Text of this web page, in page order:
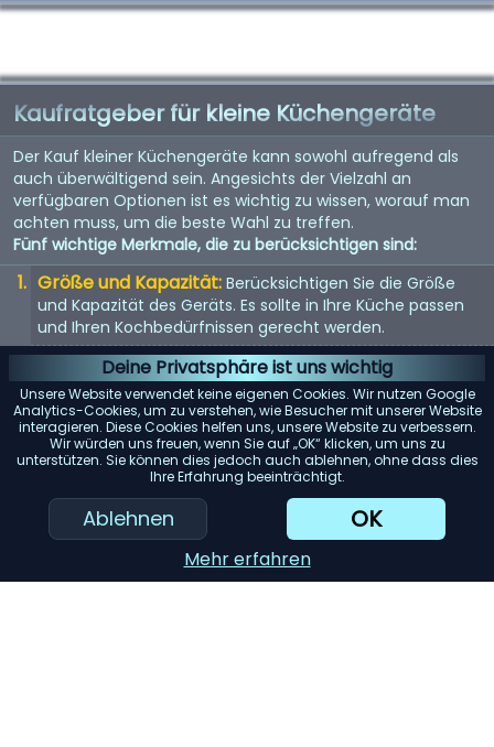
Deine Privatsphäre ist uns wichtig
Unsere Website verwendet keine eigenen Cookies. Wir nutzen Google
Analytics-Cookies, um zu verstehen, wie Besucher mit unserer Website
interagieren. Diese Cookies helfen uns, unsere Website zu verbessern.
Wir würden uns freuen, wenn Sie auf „OK“ klicken, um uns zu
unterstützen. Sie können dies jedoch auch ablehnen, ohne dass dies
Ihre Erfahrung beeinträchtigt.
Ablehnen OK
Mehr erfahren
Kaufratgeber für kleine Küchengeräte
Der Kauf kleiner Küchengeräte kann sowohl aufregend als
auch überwältigend sein. Angesichts der Vielzahl an
verfügbaren Optionen ist es wichtig zu wissen, worauf man
achten muss, um die beste Wahl zu treffen.
Fünf wichtige Merkmale, die zu berücksichtigen sind:
Größe und Kapazität: Berücksichtigen Sie die Größe
und Kapazität des Geräts. Es sollte in Ihre Küche passen
und Ihren Kochbedürfnissen gerecht werden.
Energieeffizienz: Energieeffiziente Geräte sparen nicht
nur Geld bei der Stromrechnung, sondern sind auch
umweltfreundlich.
Benutzerfreundlichkeit: Suchen Sie nach Geräten mit
benutzerfreundlichen Bedienelementen und Funktionen.
Sie sollten einfach zu bedienen und zu reinigen sein.
Haltbarkeit: Hochwertige Materialien und gute
Verarbeitung bedeuten oft, dass das Gerät länger hält.
Achten Sie auf Garantien und Kundenbewertungen.